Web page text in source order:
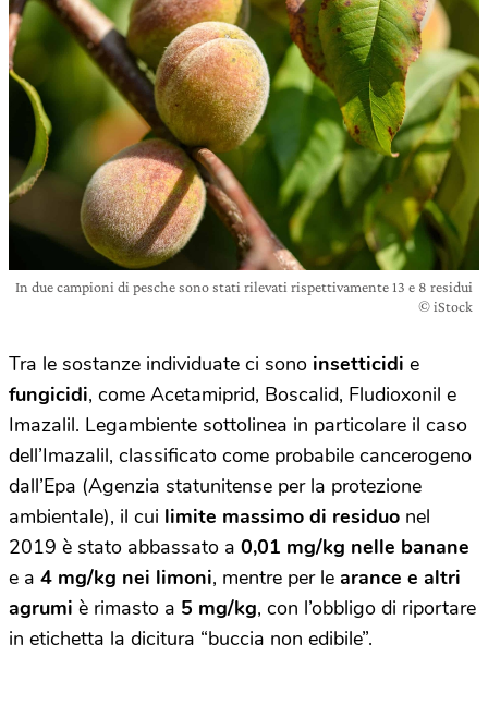
In due campioni di pesche sono stati rilevati rispettivamente 13 e 8 residui
© iStock
Tra le sostanze individuate ci sono insetticidi e
fungicidi, come Acetamiprid, Boscalid, Fludioxonil e
Imazalil. Legambiente sottolinea in particolare il caso
dell’Imazalil, classificato come probabile cancerogeno
dall’Epa (Agenzia statunitense per la protezione
ambientale), il cui limite massimo di residuo nel
2019 è stato abbassato a 0,01 mg/kg nelle banane
e a 4 mg/kg nei limoni, mentre per le arance e altri
agrumi è rimasto a 5 mg/kg, con l’obbligo di riportare
in etichetta la dicitura “buccia non edibile”.